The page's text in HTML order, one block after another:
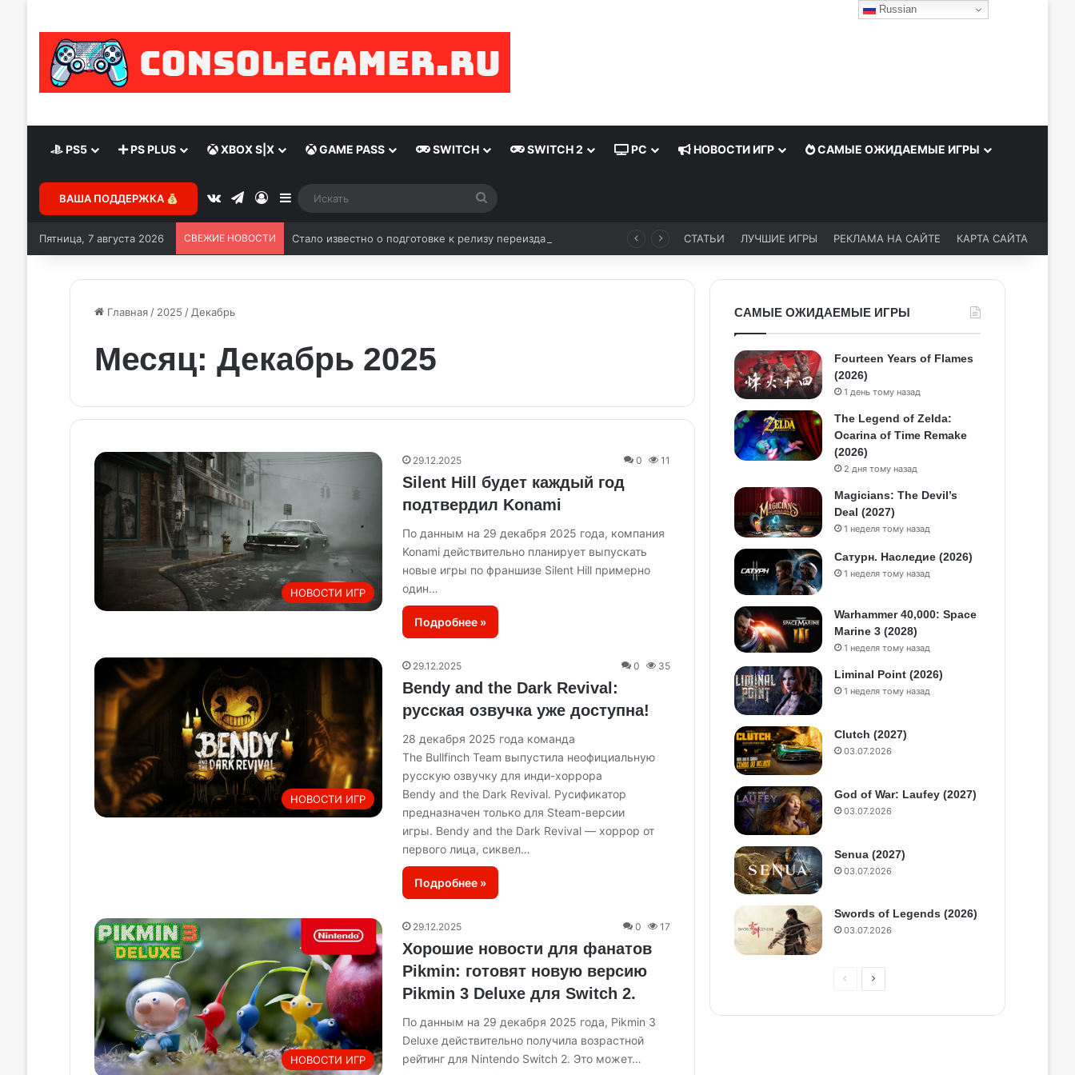
PS5 PS PLUS XBOX S|X GAME PASS SWITCH SWITCH 2 PC НОВОСТИ ИГР САМЫЕ ОЖИДАЕМЫЕ ИГРЫ
ВАША ПОДДЕРЖКА vk.comTelegram
ВойтиSidebar
Пятница, 7 августа 2026 СВЕЖИЕ НОВОСТИ СТАТЬИ ЛУЧШИЕ ИГРЫ РЕКЛАМА НА САЙТЕ КАРТА САЙТА
Главная / 2025 / Декабрь
Месяц: Декабрь 2025
НОВОСТИ ИГР
29.12.2025 0 11
Silent Hill будет каждый год
подтвердил Konami
По данным на 29 декабря 2025 года, компания
Konami действительно планирует выпускать
новые игры по франшизе Silent Hill примерно
один…
Подробнее »
НОВОСТИ ИГР
29.12.2025 0 35
Bendy and the Dark Revival:
русская озвучка уже доступна!
28 декабря 2025 года команда
The Bullfinch Team выпустила неофициальную
русскую озвучку для инди-хоррора
Bendy and the Dark Revival. Русификатор
предназначен только для Steam-версии
игры. Bendy and the Dark Revival — хоррор от
первого лица, сиквел…
Подробнее »
НОВОСТИ ИГР
29.12.2025 0 17
Хорошие новости для фанатов
Pikmin: готовят новую версию
Pikmin 3 Deluxe для Switch 2.
По данным на 29 декабря 2025 года, Pikmin 3
Deluxe действительно получила возрастной
рейтинг для Nintendo Switch 2. Это может…
САМЫЕ ОЖИДАЕМЫЕ ИГРЫ
Fourteen Years of Flames
(2026)
1 день тому назад
The Legend of Zelda:
Ocarina of Time Remake
(2026)
2 дня тому назад
Magicians: The Devil’s
Deal (2027)
1 неделя тому назад
Сатурн. Наследие (2026)
1 неделя тому назад
Warhammer 40,000: Space
Marine 3 (2028)
1 неделя тому назад
Liminal Point (2026)
1 неделя тому назад
Clutch (2027)
03.07.2026
God of War: Laufey (2027)
03.07.2026
Senua (2027)
03.07.2026
Swords of Legends (2026)
03.07.2026
С
Russian